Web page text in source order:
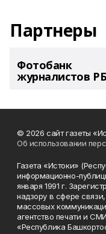
Партнеры
Фотобанк
журналистов РБ
© 2026 сайт газеты
Об использовании
Газета «Истоки»
информационно-
января 1991 г.
надзору в сфере
массовых
агентство печати и
«Республика